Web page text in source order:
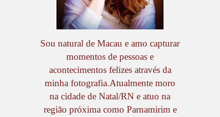
Sou natural de Macau e amo capturar
momentos de pessoas e
acontecimentos felizes através da
minha fotografia.Atualmente moro
na cidade de Natal/RN e atuo na
região próxima como Parnamirim e